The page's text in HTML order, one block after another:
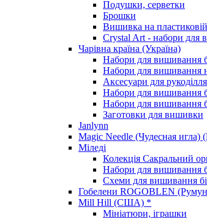
Подушки, серветки
Брошки
Вишивка на пластиковій
Crystal Art - набори для
Чарівна країна (Україна)
Набори для вишивання
Набори для вишивання
Аксесуари для рукоділля
Набори для вишивання
Набори для вишивання
Заготовки для вишивки
Janlynn
Magic Needle (Чудесная
Міледі
Колекція Сакральний
Набори для вишивання
Схеми для вишивання
Гобелени ROGOBLEN
Mill Hill (США) *
Мініатюри, іграшки